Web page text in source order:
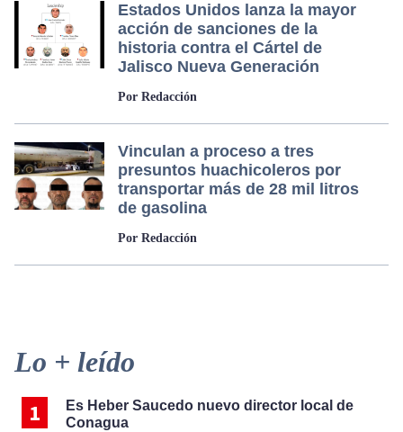
Estados Unidos lanza la mayor
acción de sanciones de la
historia contra el Cártel de
Jalisco Nueva Generación
Por Redacción
Vinculan a proceso a tres
presuntos huachicoleros por
transportar más de 28 mil litros
de gasolina
Por Redacción
Primary
Sidebar
Lo + leído
Es Heber Saucedo nuevo director local de
Conagua